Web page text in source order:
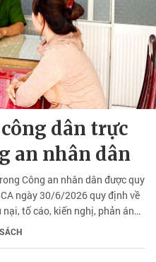
dân trực
an nhân dân
Công an nhân dân được quy
ngày 30/6/2026 quy định về
tố cáo, kiến nghị, phản ánh
nhân dân.